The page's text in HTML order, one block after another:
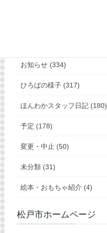
お知らせ (334)
ひろばの様子 (317)
ほんわかスタッフ日記 (180)
予定 (178)
変更・中止 (50)
未分類 (31)
絵本・おもちゃ紹介 (4)
松戸市ホームページ